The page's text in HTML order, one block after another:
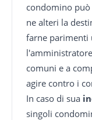
condomino
ne alteri la
farne parimenti
comuni e a
agire contro i
In caso di sua
singoli